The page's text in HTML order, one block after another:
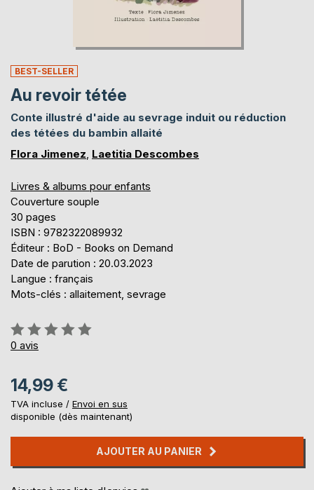
BEST-SELLER
Au revoir tétée
Conte illustré d'aide au sevrage induit ou réduction
des tétées du bambin allaité
Flora Jimenez, Laetitia Descombes
Livres & albums pour enfants
Couverture souple
30 pages
ISBN : 9782322089932
Éditeur : BoD - Books on Demand
Date de parution : 20.03.2023
Langue : français
Mots-clés : allaitement, sevrage
Évaluation:
0%
0 avis
14,99 €
TVA incluse / Envoi en sus
disponible (dès maintenant)
AJOUTER AU PANIER